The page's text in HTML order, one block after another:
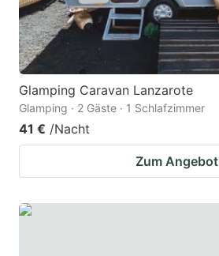
Glamping Caravan Lanzarote
Glamping · 2 Gäste · 1 Schlafzimmer
41 € /Nacht
Zum Angebot